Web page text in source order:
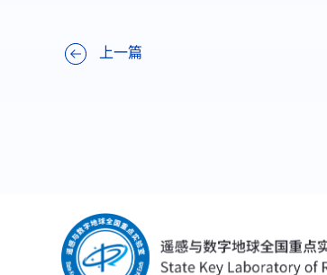
上一篇